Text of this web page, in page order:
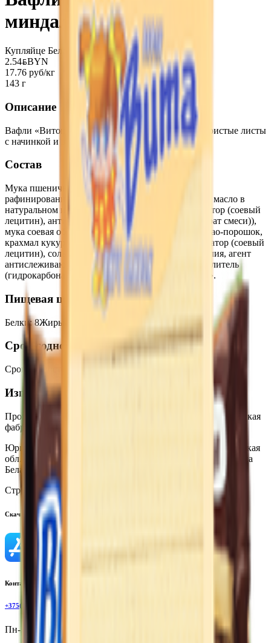
миндаля
Купляйце Беларускае
2.54BYNBYN
17.76 руб/кг
143 г
Описание
Вафли «Витоша» представляют собой легкие, пористые листы
с начинкой и вкусом миндаля.
Состав
Мука пшеничная в/с, сахар, жир кондитерский (
рафинированное дезодорированное растительное масло в
натуральном и модифицированном виде, эмульгатор (соевый
лецитин), антиокислитель (токоферолы, концентрат смеси)),
мука соевая обезжиренная дезодорированная, какао-порошок,
крахмал кукурузный, масло растительное, эмульгатор (соевый
лецитин), соль йодированная (содержит йодат калия, агент
антислеживающий (ферроцианид калия)), разрыхлитель
(гидрокарбонат натрия), ароматизатор «Миндаль».
Пищевая ценность на 100г
Белки:8Жиры
Срок годности
Срок годности
Изготовитель
Производитель:
Государственное предприятие «Кондитерская
фабрика «Витьба»
Юридический адрес:
211004, Республика Беларусь, Витебская
обл., Оршанский район, Р-76, 18 км.. 1; 210038, Республика
Беларусь, г. Витебск, ул. Короткевича, 3
Страна производства:
Скачать приложение
Контактный телефон
+375(29)6875999
Пн-Пт: 8:00 - 17:00